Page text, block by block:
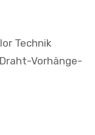
Technik
Draht-Vorhänge-